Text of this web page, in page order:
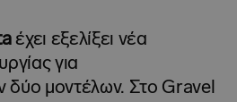
έχει εξελίξει νέα
για
δύο μοντέλων. Στο Gravel